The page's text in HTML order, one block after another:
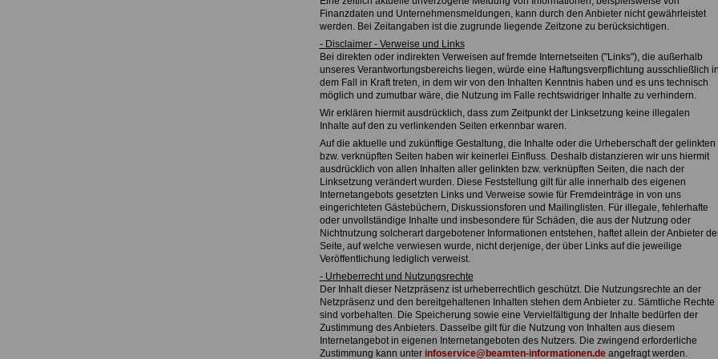
Finanzdaten und Unternehmensmeldungen, kann durch den Anbieter nicht gewährleistet
werden. Bei Zeitangaben ist die zugrunde liegende Zeitzone zu berücksichtigen.
- Disclaimer - Verweise und Links
Bei direkten oder indirekten Verweisen auf fremde Internetseiten ("Links"), die außerhalb
unseres Verantwortungsbereichs liegen, würde eine Haftungsverpflichtung ausschließlich
dem Fall in Kraft treten, in dem wir von den Inhalten Kenntnis haben und es uns technisch
möglich und zumutbar wäre, die Nutzung im Falle rechtswidriger Inhalte zu verhindern.
Wir erklären hiermit ausdrücklich, dass zum Zeitpunkt der Linksetzung keine illegalen
Inhalte auf den zu verlinkenden Seiten erkennbar waren.
Auf die aktuelle und zukünftige Gestaltung, die Inhalte oder die Urheberschaft der gelinkten
bzw. verknüpften Seiten haben wir keinerlei Einfluss. Deshalb distanzieren wir uns hiermit
ausdrücklich von allen Inhalten aller gelinkten bzw. verknüpften Seiten, die nach der
Linksetzung verändert wurden. Diese Feststellung gilt für alle innerhalb des eigenen
Internetangebots gesetzten Links und Verweise sowie für Fremdeinträge in von uns
eingerichteten Gästebüchern, Diskussionsforen und Mailinglisten. Für illegale, fehlerhafte
oder unvollständige Inhalte und insbesondere für Schäden, die aus der Nutzung oder
Nichtnutzung solcherart dargebotener Informationen entstehen, haftet allein der Anbieter
Seite, auf welche verwiesen wurde, nicht derjenige, der über Links auf die jeweilige
Veröffentlichung lediglich verweist.
- Urheberrecht und Nutzungsrechte
Der Inhalt dieser Netzpräsenz ist urheberrechtlich geschützt. Die Nutzungsrechte an der
Netzpräsenz und den bereitgehaltenen Inhalten stehen dem Anbieter zu. Sämtliche Rechte
sind vorbehalten. Die Speicherung sowie eine Vervielfältigung der Inhalte bedürfen der
Zustimmung des Anbieters. Dasselbe gilt für die Nutzung von Inhalten aus diesem
Internetangebot in eigenen Internetangeboten des Nutzers. Die zwingend erforderliche
Zustimmung kann unter infoservice@beamten-informationen.deangefragt werden.